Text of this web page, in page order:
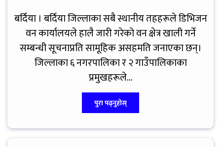
बर्दिया । बर्दिया जिल्लाका सबै स्थानीय तहहरूले डिभिजन
वन कार्यालयले हालै जारी गरेको वन क्षेत्र खाली गर्ने
सम्बन्धी सूचनाप्रति सामूहिक असहमति जनाएका छन्।
जिल्लाका ६ नगरपालिका र २ गाउँपालिकाका
प्रमुखहरूले...
पुरा पढ्नुहोस्